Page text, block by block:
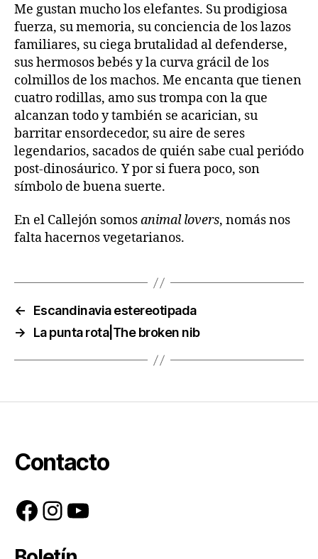
Me gustan mucho los elefantes. Su prodigiosa
fuerza, su memoria, su conciencia de los lazos
familiares, su ciega brutalidad al defenderse,
sus hermosos bebés y la curva grácil de los
colmillos de los machos. Me encanta que tienen
cuatro rodillas, amo sus trompa con la que
alcanzan todo y también se acarician, su
barritar ensordecedor, su aire de seres
legendarios, sacados de quién sabe cual periódo
post-dinosáurico. Y por si fuera poco, son
símbolo de buena suerte.
En el Callejón somosanimal lovers, nomás nos
falta hacernos vegetarianos.
←
Escandinavia estereotipada
→
La punta rota|The broken nib
Contacto
Facebook
Instagram
YouTube